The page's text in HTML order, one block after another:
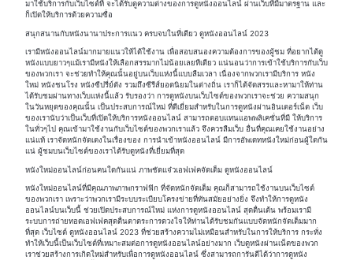
มาใช้บริการกับเว็บไซต์ที่ จะได้รับดูความต่างของการดูหนังออนไลน์ ผ่านเว็บที่มีมาตรฐาน และ
ก็เปิดให้บริการด้วยความซื่อ
สนุกสนานกับหนังนานาประการแนว ครบจบในที่เดียว ดูหนังออนไลน์ 2023
เรามีหนังออนไลน์มากมายแนวให้ได้ใช้งาน เพื่อสอบสนองความต้องการของผู้ชม ที่อยากได้ดู
หนังแบบยาวๆแม้เรามีหนังให้เลือกสรรมากไม่น้อยเลยทีเดียว แน่นอนว่าการเข้าใช้บริการกับเว็บ
ของพวกเรา จะช่วยทำให้คุณนั้นอยู่บนเว็บแห่งนี้แบบลืมเวลา เนื่องจากพวกเรามีบริการ หนัง
ใหม่ หนังชนโรง หนังซีปรี่ย์ดัง รวมถึงซีรีส์ยอดนิยมในต่างถิ่น เราก็ได้จัดสรรและหามาให้ท่าน
ได้รับชมผ่านทางเว็บแห่งนี้แล้ว รับรองว่า การดูหนังบนเว็บไซต์ของพวกเราจะช่วย ความสนุก
ในวันหยุดของคุณนั้น เป็นประสบการณ์ใหม่ ที่ดีเยี่ยมสำหรับในการดูหนังผ่านอินเตอร์เน็ต เว็บ
ของเรานับว่าเป็นเว็บที่เปิดให้บริการหนังออนไลน์ สามารถตอบแทนแอพพลิเคชั่นที่มี ให้บริการ
ในทั่วๆไป คุณเข้ามาใช้งานกับเว็บไซต์ของพวกเราแล้ว จึงควรลืมเว็บ อื่นที่คุณเคยใช้งานอย่าง
แน่แท้ เราจัดหนักจัดเตงในเรื่องของ การนำเข้าหนังออนไลน์ มีการอัพเดทหนังใหม่ก่อนผู้ใดกัน
แน่ ผู้ชมบนเว็บไซต์ของเราได้รับดูหนังที่เยี่ยมที่สุด
หนังใหม่ออนไลน์ก่อนคนใดกันแน่ ภาพชัดแจ๋วเอฟเฟคจัดเต็ม ดูหนังออนไลน์
หนังใหม่ออนไลน์ที่มีคุณภาพภาพกราฟฟิก ที่จัดหนักจัดเต็ม คุณก็สามารถใช้งานบนเว็บไซต์
ของพวกเรา เพราะว่าพวกเรามีระบบระเบียบโครงข่ายที่ทันสมัยอย่างยิ่ง จึงทำให้การดูหนัง
ออนไลน์บนเว็บนี้ ช่วยเปิดประสบการณ์ใหม่ แห่งการดูหนังออนไลน์ สุดตื่นเต้น พร้อมเรามี
ระบบการถ่ายทอดเอฟเฟคสุดตื่นตาตระการดวงใจให้ท่านได้รับชมกันแบบจัดหนักจัดเต็มมาก
ที่สุด เว็บไซต์ ดูหนังออนไลน์ 2023 ที่ช่วยสร้างความไม่เหมือนสำหรับในการให้บริการ กระทั่ง
ทำให้เว็บนี้เป็นเว็บไซต์ที่เหมาะสมต่อการดูหนังออนไลน์อย่างมาก เว็บดูหนังผ่านเน็ตของพวก
เราช่วยสร้างการเกิดใหม่สำหรับเพื่อการดูหนังออนไลน์ ซึ่งสามารถการันตีได้ว่าการดูหนัง